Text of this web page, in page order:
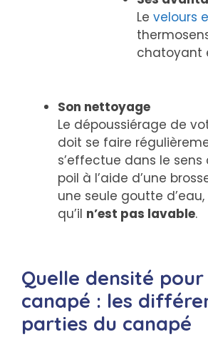
Levelours
chatoyant
Son nettoyage
Le dépoussiérage de
doit se faire
s’effectue dans le
poil à l’aide d’une
une seule goutte
qu’il n’est pas lavable.
Quelle densité pour
canapé : les
parties du canapé